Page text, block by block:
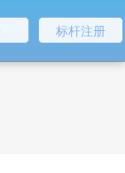
标杆注册